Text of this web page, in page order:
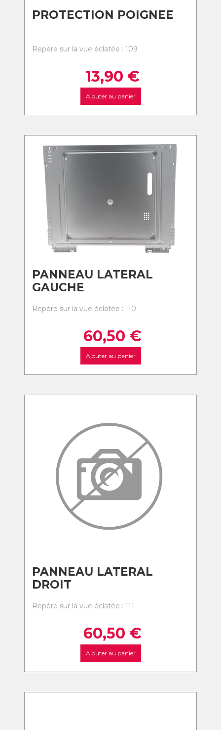
PROTECTION POIGNEE
Repère sur la vue éclatée : 109
13,90 €
Ajouter au panier
PANNEAU LATERAL
GAUCHE
Repère sur la vue éclatée : 110
60,50 €
Ajouter au panier
PANNEAU LATERAL
DROIT
Repère sur la vue éclatée : 111
60,50 €
Ajouter au panier